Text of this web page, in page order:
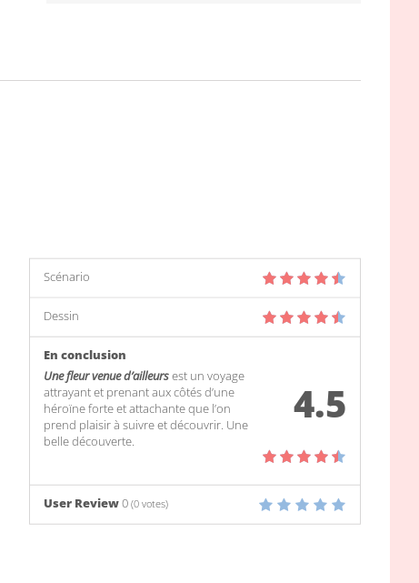
Scénario
Dessin
4.5
En conclusion
Une fleur venue d’ailleursest un voyage
attrayant et prenant aux côtés d’une
héroïne forte et attachante que l’on
prend plaisir à suivre et découvrir. Une
belle découverte.
User Review0 (0 votes)